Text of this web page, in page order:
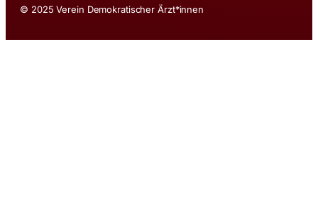
© 2025 Verein Demokratischer Ärzt*innen